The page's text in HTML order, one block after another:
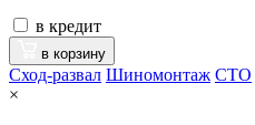
в кредит
в корзину
Сход-развал Шиномонтаж CTO
×